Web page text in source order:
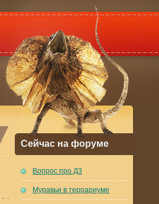
Сейчас на форуме
Вопрос про Д3
Муравьи в террариуме